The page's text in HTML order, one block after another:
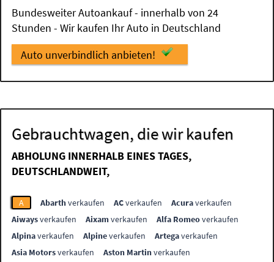
Bundesweiter Autoankauf - innerhalb von 24
Stunden - Wir kaufen Ihr Auto in Deutschland
Auto unverbindlich anbieten!
Gebrauchtwagen, die wir kaufen
ABHOLUNG INNERHALB EINES TAGES,
DEUTSCHLANDWEIT,
A Abarthverkaufen ACverkaufen Acuraverkaufen
Aiwaysverkaufen Aixamverkaufen Alfa Romeoverkaufen
Alpinaverkaufen Alpineverkaufen Artegaverkaufen
Asia Motorsverkaufen Aston Martinverkaufen